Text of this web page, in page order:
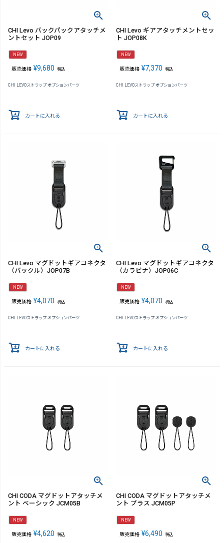
CHI Levo バックパックアタッチメ
ントセット JOP09
NEW
販売価格 ¥9,680 税込
CHI LEVOストラップ オプションパーツ
カートに入れる
CHI Levo ギアアタッチメントセッ
ト JOP08K
NEW
販売価格 ¥7,370 税込
CHI LEVOストラップ オプションパーツ
カートに入れる
CHI Levo マグドットギアコネクタ
（バックル）JOP07B
NEW
販売価格 ¥4,070 税込
CHI LEVOストラップ オプションパーツ
カートに入れる
CHI Levo マグドットギアコネクタ
（カラビナ）JOP06C
NEW
販売価格 ¥4,070 税込
CHI LEVOストラップ オプションパーツ
カートに入れる
CHI CODA マグドットアタッチメ
ント ベーシック JCM05B
NEW
販売価格 ¥4,620 税込
CHI CODA マグドットアタッチメ
ント プラス JCM05P
NEW
販売価格 ¥6,490 税込